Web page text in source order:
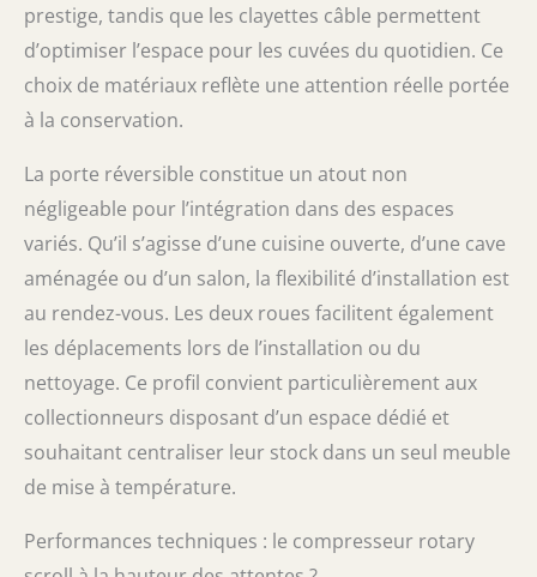
prestige, tandis que les clayettes câble permettent
d’optimiser l’espace pour les cuvées du quotidien. Ce
choix de matériaux reflète une attention réelle portée
à la conservation.
La porte réversible constitue un atout non
négligeable pour l’intégration dans des espaces
variés. Qu’il s’agisse d’une cuisine ouverte, d’une cave
aménagée ou d’un salon, la flexibilité d’installation est
au rendez-vous. Les deux roues facilitent également
les déplacements lors de l’installation ou du
nettoyage. Ce profil convient particulièrement aux
collectionneurs disposant d’un espace dédié et
souhaitant centraliser leur stock dans un seul meuble
de mise à température.
Performances techniques : le compresseur rotary